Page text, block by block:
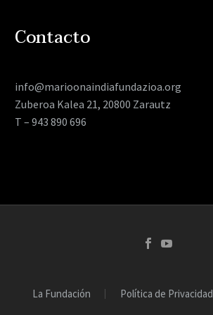
Contacto
info@marioonaindiafundazioa.org
Zuberoa Kalea 21, 20800 Zarautz
T – 943 890 696
La Fundación Política de Privacidad